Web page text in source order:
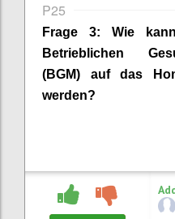
P25
Frage 3: Wie
Betrieblichen
(BGM) auf das
werden?